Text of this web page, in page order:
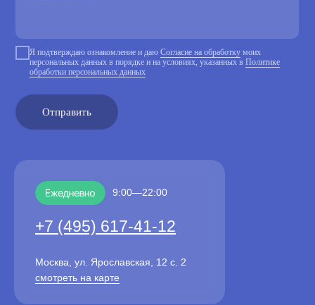
Я подтверждаю ознакомление и даюСогласие на обработку моих
персональных данных в порядке и на условиях, указанных вПолитике
обработки персональных данных
Отправить
+7 (495) 617-41-12
смотреть на карте
Москва, ул. Ярославская, 12 с. 2
9:00—22:00